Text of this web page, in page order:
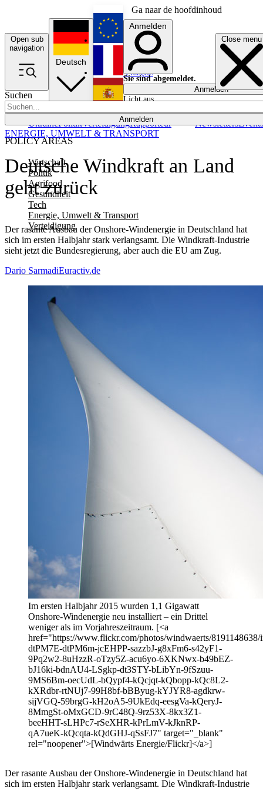
Ga naar de hoofdinhoud
Open sub
navigation
Close menu
Suchen
Anmelden
POLICY AREAS
Wirtschaft
Politik
Agrifood
Gesundheit
Tech
Energie, Umwelt & Transport
Verteidigung
UkrainePolitikVerteidigungRapporteur NewslettersEvents
Deutsch
English
Français
Anmelden
Sie sind abgemeldet.
Anmelden
Licht aus
Deutsche Windkraft an Land
geht zurück
Der rasante Ausbau der Onshore-Windenergie in Deutschland hat
sich im ersten Halbjahr stark verlangsamt. Die Windkraft-Industrie
sieht jetzt die Bundesregierung, aber auch die EU am Zug.
ENERGIE, UMWELT & TRANSPORT
Dario SarmadiEuractiv.de
Im ersten Halbjahr 2015 wurden 1,1 Gigawatt
Onshore-Windenergie neu installiert – ein Drittel
weniger als im Vorjahreszeitraum. [<a
href="https://www.flickr.com/photos/windwaerts/8191148638/
dtPM7E-dtPM6m-jcEHPP-sazzbJ-g8xFm6-s42yF1-
9Pq2w2-8uHzzR-oTzy5Z-acu6yo-6XKNwx-b49bEZ-
bJ16ki-bdnAU4-LSgkp-dt3STY-bLibYn-9fSzuu-
9MS6Bm-oecUdL-bQypf4-kQcjqt-kQbopp-kQc8L2-
kXRdbr-rtNUj7-99H8bf-bBByug-kYJYR8-agdkrw-
sijVGQ-59brgG-kH2oA5-9UkEdq-eesgVa-kQeryJ-
8MmgSt-oMxGCD-9rC48Q-9rz53X-8kx3Z1-
beeHHT-sLHPc7-rSeXHR-kPrLmV-kJknRP-
qA7ueK-kQcqta-kQdGHJ-qSsFJ7" target="_blank"
rel="noopener">[Windwärts Energie/Flickr]</a>]
Der rasante Ausbau der Onshore-Windenergie in Deutschland hat
sich im ersten Halbjahr stark verlangsamt. Die Windkraft-Industrie